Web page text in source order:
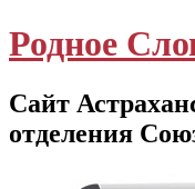
Родное
Сайт
отделения